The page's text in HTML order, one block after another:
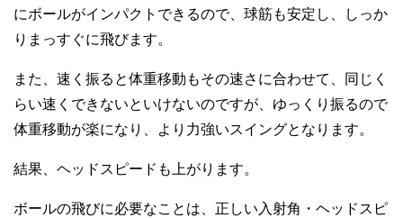
にボールがインパクトできるので、球筋も安定し、しっか
りまっすぐに飛びます。
また、速く振ると体重移動もその速さに合わせて、同じく
らい速くできないといけないのですが、ゆっくり振るので
体重移動が楽になり、より力強いスイングとなります。
結果、ヘッドスピードも上がります。
ボールの飛びに必要なことは、正しい入射角・ヘッドスピ